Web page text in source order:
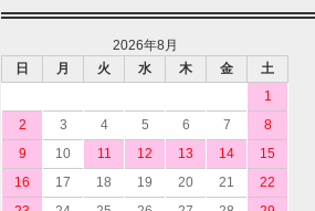
2026年8月
日
月 火 水 木 金
土
1
2
3 4 5 6 7
8
9
10 11 12 13 14
15
16
17 18 19 20 21
22